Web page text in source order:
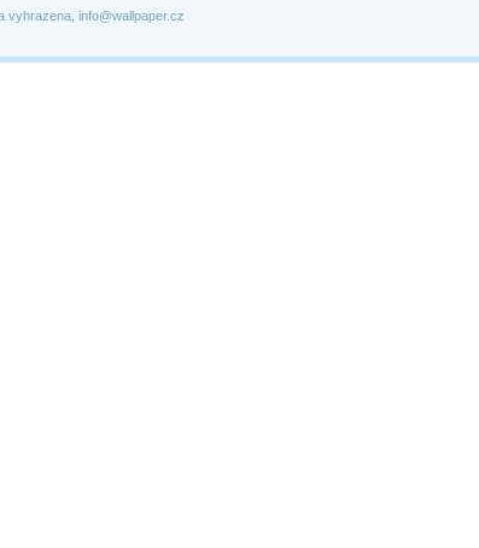
vyhrazena, info@wallpaper.cz